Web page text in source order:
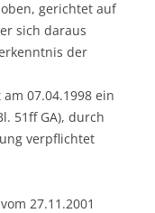
gerichtet auf
sich daraus
der
07.04.1998 ein
51ff GA), durch
verpflichtet
27.11.2001